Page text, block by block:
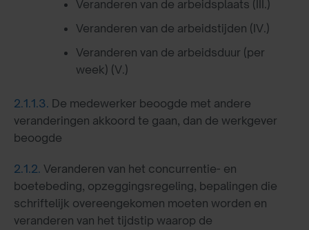
Veranderen van de arbeidsplaats (III.)
Veranderen van de arbeidstijden (IV.)
Veranderen van de arbeidsduur (per
week) (V.)
2.1.1.3. De medewerker beoogde met andere
veranderingen akkoord te gaan, dan de werkgever
beoogde
2.1.2. Veranderen van het concurrentie- en
boetebeding, opzeggingsregeling, bepalingen die
schriftelijk overeengekomen moeten worden en
veranderen van het tijdstip waarop de